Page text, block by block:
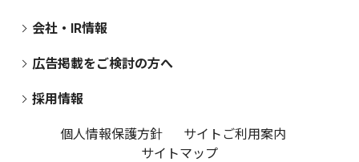
会社・IR情報
広告掲載をご検討の方へ
採用情報
個人情報保護方針
サイトご利用案内
サイトマップ